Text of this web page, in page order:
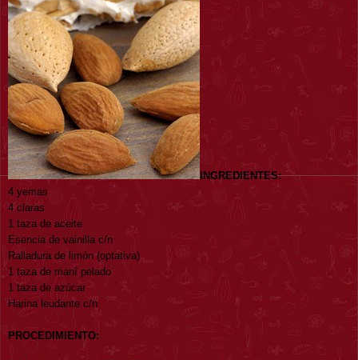
INGREDIENTES:
4 yemas
4 claras
1 taza de aceite
Esencia de vainilla c/n
Ralladura de limón (optativa)
1 taza de maní pelado
1 taza de azúcar
Harina leudante c/n
PROCEDIMIENTO: